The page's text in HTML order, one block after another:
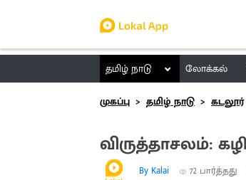
தமிழ் நாடு லோக்கல்
முகப்பு
தமிழ் நாடு கடலூர்
விருத்தாசலம்:
By Kalai 72 பார்த்தது